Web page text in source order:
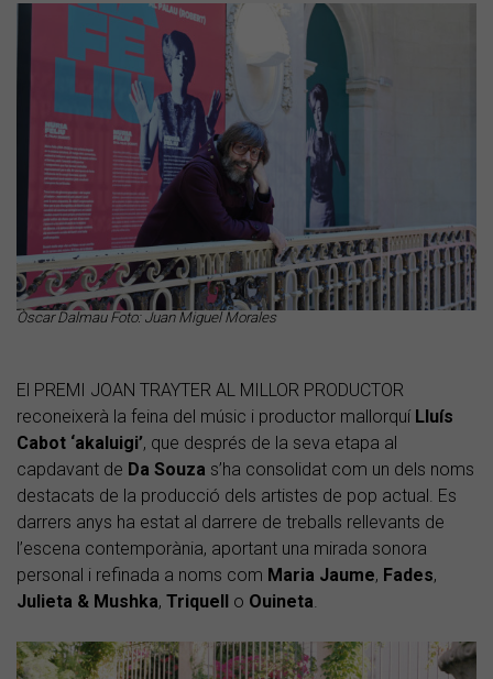
Òscar Dalmau Foto: Juan Miguel Morales
El PREMI JOAN TRAYTER AL MILLOR PRODUCTOR
reconeixerà la feina del músic i productor mallorquí Lluís
Cabot ‘akaluigi’, que després de la seva etapa al
capdavant de Da Souza s’ha consolidat com un dels noms
destacats de la producció dels artistes de pop actual. Es
darrers anys ha estat al darrere de treballs rellevants de
l’escena contemporània, aportant una mirada sonora
personal i refinada a noms com Maria Jaume, Fades,
Julieta & Mushka, Triquell o Ouineta.